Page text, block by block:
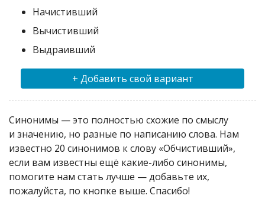
Начистивший
Вычистивший
Выдраивший
+ Добавить свой вариант
Синонимы — это полностью схожие по смыслу
и значению, но разные по написанию слова. Нам
известно 20 синонимов к слову «Обчистивший»,
если вам известны ещё какие-либо синонимы,
помогите нам стать лучше — добавьте их,
пожалуйста, по кнопке выше. Спасибо!